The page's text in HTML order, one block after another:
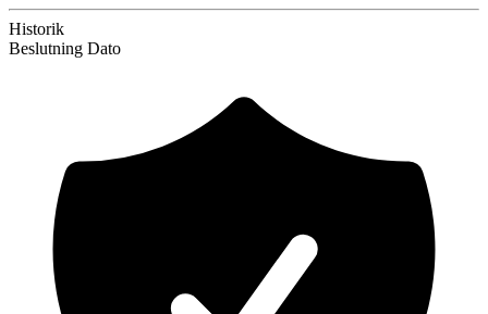
Historik
Beslutning Dato